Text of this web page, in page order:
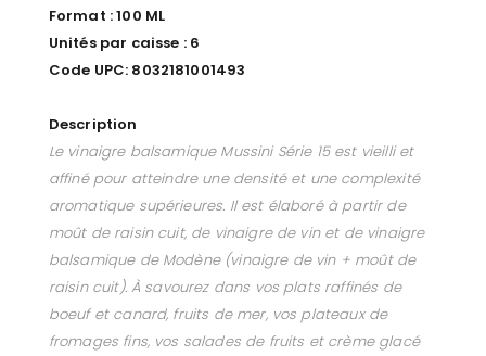
Format : 100 ML
Unités par caisse : 6
Code UPC: 8032181001493
Description
Le vinaigre balsamique Mussini Série 15 est vieilli et
affiné pour atteindre une densité et une complexité
aromatique supérieures. Il est élaboré à partir de
moût de raisin cuit, de vinaigre de vin et de vinaigre
balsamique de Modène (vinaigre de vin + moût de
raisin cuit). À savourez dans vos plats raffinés de
boeuf et canard, fruits de mer, vos plateaux de
fromages fins, vos salades de fruits et crème glacé